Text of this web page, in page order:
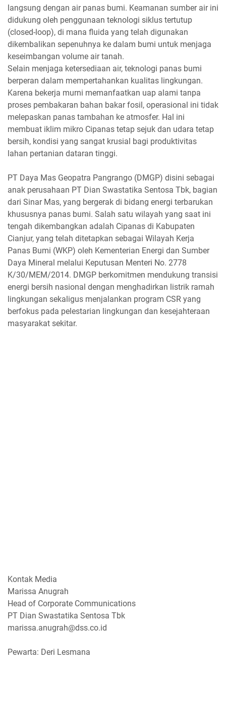
langsung dengan air panas bumi. Keamanan sumber air ini
didukung oleh penggunaan teknologi siklus tertutup
(closed-loop), di mana fluida yang telah digunakan
dikembalikan sepenuhnya ke dalam bumi untuk menjaga
keseimbangan volume air tanah.
Selain menjaga ketersediaan air, teknologi panas bumi
berperan dalam mempertahankan kualitas lingkungan.
Karena bekerja murni memanfaatkan uap alami tanpa
proses pembakaran bahan bakar fosil, operasional ini tidak
melepaskan panas tambahan ke atmosfer. Hal ini
membuat iklim mikro Cipanas tetap sejuk dan udara tetap
bersih, kondisi yang sangat krusial bagi produktivitas
lahan pertanian dataran tinggi.
PT Daya Mas Geopatra Pangrango (DMGP) disini sebagai
anak perusahaan PT Dian Swastatika Sentosa Tbk, bagian
dari Sinar Mas, yang bergerak di bidang energi terbarukan
khususnya panas bumi. Salah satu wilayah yang saat ini
tengah dikembangkan adalah Cipanas di Kabupaten
Cianjur, yang telah ditetapkan sebagai Wilayah Kerja
Panas Bumi (WKP) oleh Kementerian Energi dan Sumber
Daya Mineral melalui Keputusan Menteri No. 2778
K/30/MEM/2014. DMGP berkomitmen mendukung transisi
energi bersih nasional dengan menghadirkan listrik ramah
lingkungan sekaligus menjalankan program CSR yang
berfokus pada pelestarian lingkungan dan kesejahteraan
masyarakat sekitar.
Kontak Media
Marissa Anugrah
Head of Corporate Communications
PT Dian Swastatika Sentosa Tbk
marissa.anugrah@dss.co.id
Pewarta: Deri Lesmana